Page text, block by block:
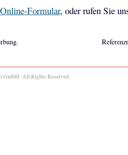
Online-Formular, oder rufen Sie
All Rights Reserved.